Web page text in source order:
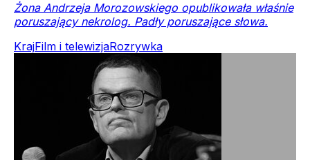
Żona Andrzeja Morozowskiego opublikowała właśnie
poruszający nekrolog. Padły poruszające słowa.
KrajFilm i telewizjaRozrywka